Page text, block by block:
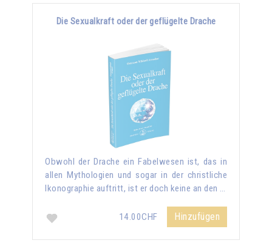
Die Sexualkraft oder der geflügelte Drache
Obwohl der Drache ein Fabelwesen ist, das in
allen Mythologien und sogar in der christliche
Ikonographie auftritt, ist er doch keine an den …
14.00CHF Hinzufügen